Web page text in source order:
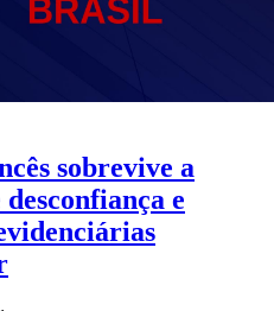
sobrevive a
e